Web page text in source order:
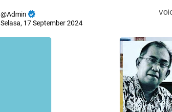
Admin
Selasa, 17 September 2024